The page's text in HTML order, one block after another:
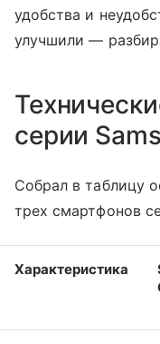
удобства и
улучшили —
серии
Собрал в таблицу
трех смартфонов
Характеристика